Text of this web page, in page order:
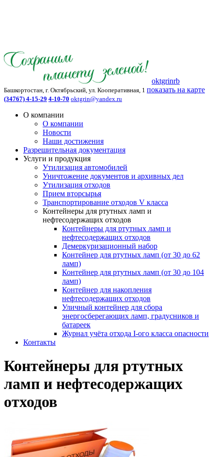
oktgrinrb
Башкортостан, г. Октябрьский, ул. Кооперативная, 1 показать на карте
(34767) 4-15-29 4-10-70 oktgrin@yandex.ru
О компании
О компании
Новости
Наши достижения
Разрешительная документация
Услуги и продукция
Утилизация автомобилей
Уничтожение документов и архивных дел
Утилизация отходов
Прием вторсырья
Транспортирование отходов V класса
Контейнеры для ртутных ламп и
нефтесодержащих отходов
Контейнеры для ртутных ламп и
нефтесодержащих отходов
Демеркуризационный набор
Контейнер для ртутных ламп (от 30 до 62
ламп)
Контейнер для ртутных ламп (от 30 до 104
ламп)
Контейнер для накопления
нефтесодержащих отходов
Уличный контейнер для сбора
энергосберегающих ламп, градусников и
батареек
Журнал учёта отхода I-ого класса опасности
Контакты
Контейнеры для ртутных
ламп и нефтесодержащих
отходов